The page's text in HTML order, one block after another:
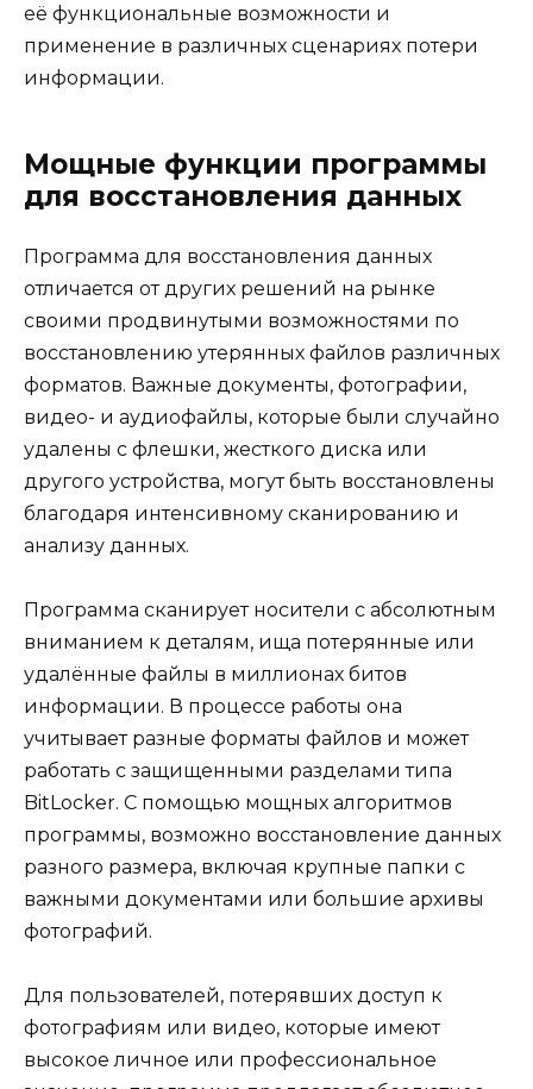
её функциональные возможности и
применение в различных сценариях потери
информации.
Мощные функции программы
для восстановления данных
Программа для восстановления данных
отличается от других решений на рынке
своими продвинутыми возможностями по
восстановлению утерянных файлов различных
форматов. Важные документы, фотографии,
видео- и аудиофайлы, которые были случайно
удалены с флешки, жесткого диска или
другого устройства, могут быть восстановлены
благодаря интенсивному сканированию и
анализу данных.
Программа сканирует носители с абсолютным
вниманием к деталям, ища потерянные или
удалённые файлы в миллионах битов
информации. В процессе работы она
учитывает разные форматы файлов и может
работать с защищенными разделами типа
BitLocker. С помощью мощных алгоритмов
программы, возможно восстановление данных
разного размера, включая крупные папки с
важными документами или большие архивы
фотографий.
Для пользователей, потерявших доступ к
фотографиям или видео, которые имеют
высокое личное или профессиональное